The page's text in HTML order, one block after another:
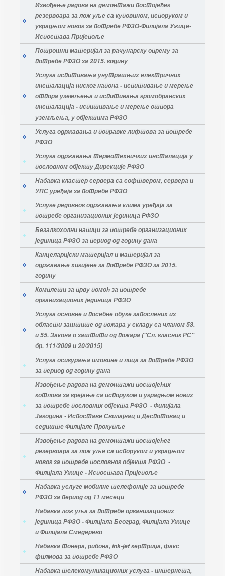
Извођење радова на демонтажи постојећег
резервоара за лож уље са куповином, испоруком и
уградњом новог за потребе РФЗО-Филијала Ужице-
Испостава Пријепоље
Потрошни материјал за рачунарску опрему за
потребе РФЗО за 2015. годину
Услуга испитивања унутрашњих електричних
инсталација ниског напона - испитивање и мерење
отпора уземљења и испитивања громобранских
инсталација - испитивање и мерење отпора
уземљења, у објектима РФЗО
Услуга одржавања и поправке лифтова за потребе
РФЗО
Услуга одржавања термотехничких инсталација у
пословном објекту Дирекције РФЗО
Набавка кластер сервера са софтвером, сервера и
УПС уређаја за потребе РФЗО
Услуге редовног одржавања клима уређаја за
потребе организационих јединица РФЗО
Безалкохолни напици за потребе организационих
јединица РФЗО за период од годину дана
Канцеларијски материјал и материјал за
одржавање хигијене за потребе РФЗО за 2015.
годину
Комплети за прву помоћ за потребе
организационих јединица РФЗО
Услуга основне и посебне обуке запослених из
области заштите од пожара у складу са чланом 53.
и 55. Закона о заштити од пожара (''Сл. гласник РС''
бр. 111/2009 и 20/2015)
Услуга осигурања имовине и лица за потребе РФЗО
за период од годину дана
Извођење радова на демонтажи постојећих
котлова за грејање са испоруком и уградњом нових
за потребе пословних објекта РФЗО - Филијала
Јагодина - Испоставе Свилајнац и Деспотовац и
седиште Филијале Прокупље
Извођење радова на демонтажи постојећег
резервоара за лож уље са испоруком и уградњом
новог за потребе пословног објекта РФЗО -
Филијала Ужице - Испостава Пријепоље
Набавка услуге мобилне телефоније за потребе
РФЗО за период од 11 месеци
Набавка лож уља за потребе организационих
јединица РФЗО - Филијала Београд, Филијала Ужице
и Филијала Смедерево
Набавка тонера, рибона, ink-jet кертриџа, факс
филмова за потребе РФЗО
Набавка телекомуникационих услуга - интернета,